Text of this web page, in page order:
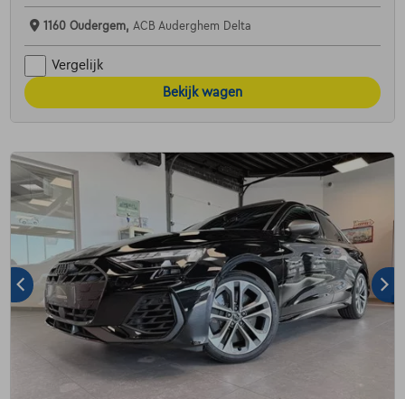
1160 Oudergem, ACB Auderghem Delta
Vergelijk
Bekijk wagen